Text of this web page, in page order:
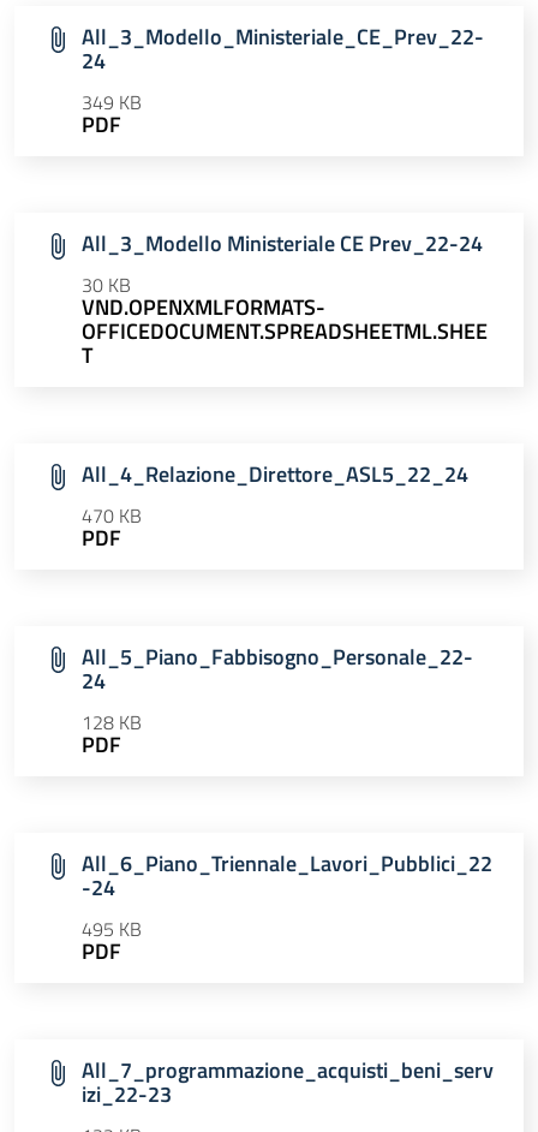
All_3_Modello_Ministeriale_CE_Prev_22-
24
349 KB
PDF
All_3_Modello Ministeriale CE Prev_22-24
30 KB
VND.OPENXMLFORMATS-
OFFICEDOCUMENT.SPREADSHEETML.SHEE
T
All_4_Relazione_Direttore_ASL5_22_24
470 KB
PDF
All_5_Piano_Fabbisogno_Personale_22-
24
128 KB
PDF
All_6_Piano_Triennale_Lavori_Pubblici_22
-24
495 KB
PDF
All_7_programmazione_acquisti_beni_serv
izi_22-23